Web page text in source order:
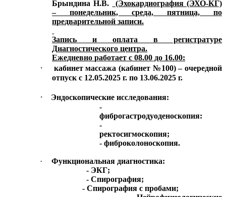
Брындина Н.В.
(Эхокардиография (ЭХО-КГ)
– понедельник, среда, пятница, по
предварительной записи.
Запись и оплата в регистратуре
Диагностического центра.
Ежедневно работает с 08.00 до 16.00:
·
кабинет массажа (кабинет №100) – очередной
отпуск с 12.05.2025 г. по 13.06.2025 г.
·
Эндоскопические исследования:
-
фиброгастродуоденоскопия:
-
ректосигмоскопия;
- фиброколоноскопия.
·
Функциональная диагностика:
- ЭКГ;
- Спирография;
- Спирография с пробами;